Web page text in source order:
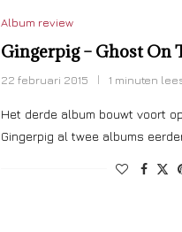
Album review
Gingerpig – Ghost On
22 februari 2015 1 minuten
Het derde album bouwt voort
Gingerpig al twee albums